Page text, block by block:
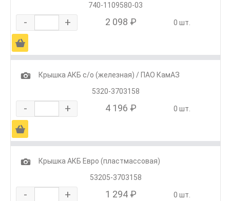
740-1109580-03
- + 2 098 ₽ 0 шт.
Ä
1
Крышка АКБ с/о (железная) / ПАО КамАЗ
5320-3703158
- + 4 196 ₽ 0 шт.
Ä
1
Крышка АКБ Евро (пластмассовая)
53205-3703158
- + 1 294 ₽ 0 шт.